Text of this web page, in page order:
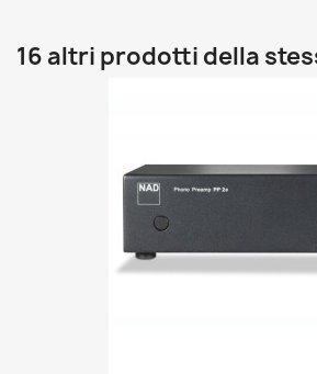
16 altri prodotti della